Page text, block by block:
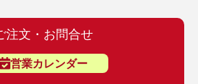
注文・お問合せ
営業カレンダー